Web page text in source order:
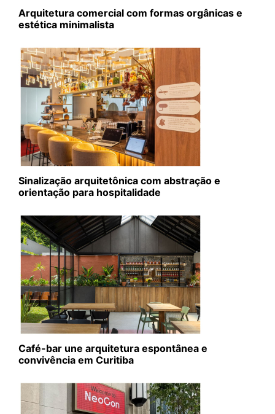
Arquitetura comercial com formas orgânicas e
estética minimalista
Sinalização arquitetônica com abstração e
orientação para hospitalidade
Café-bar une arquitetura espontânea e
convivência em Curitiba